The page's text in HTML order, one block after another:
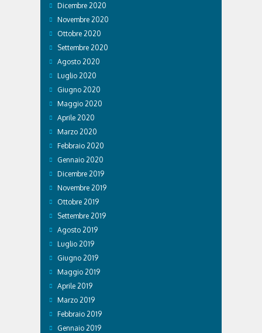
Dicembre 2020
Novembre 2020
Ottobre 2020
Settembre 2020
Agosto 2020
Luglio 2020
Giugno 2020
Maggio 2020
Aprile 2020
Marzo 2020
Febbraio 2020
Gennaio 2020
Dicembre 2019
Novembre 2019
Ottobre 2019
Settembre 2019
Agosto 2019
Luglio 2019
Giugno 2019
Maggio 2019
Aprile 2019
Marzo 2019
Febbraio 2019
Gennaio 2019